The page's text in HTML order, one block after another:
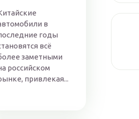
в
годы
всё
заметными
российском
привлекая...